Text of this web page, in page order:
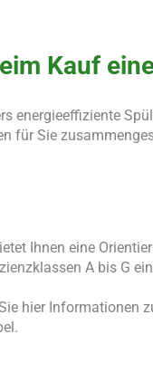
Kauf
energieeffiziente
für Sie
Ihnen eine
A bis G
hier Informationen